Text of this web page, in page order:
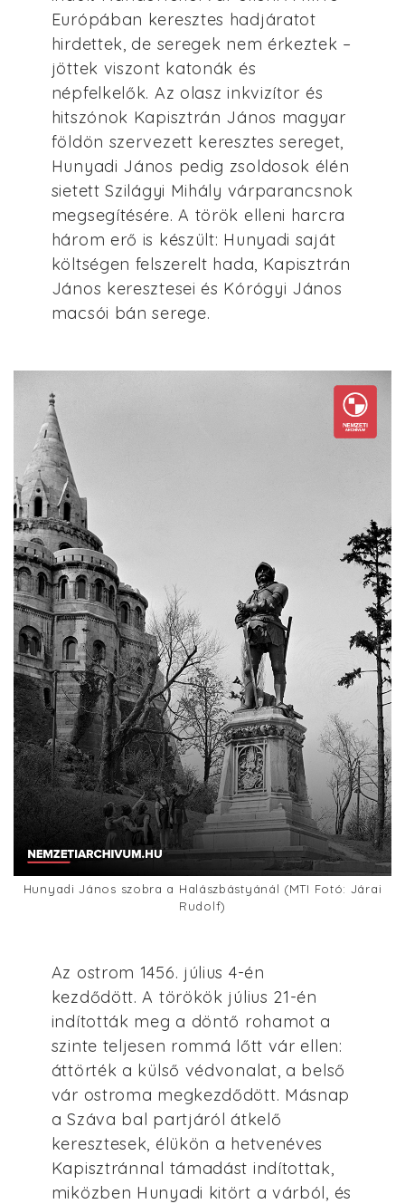
Európában keresztes hadjáratot
hirdettek, de seregek nem érkeztek –
jöttek viszont katonák és
népfelkelők. Az olasz inkvizítor és
hitszónok Kapisztrán János magyar
földön szervezett keresztes sereget,
Hunyadi János pedig zsoldosok élén
sietett Szilágyi Mihály várparancsnok
megsegítésére. A török elleni harcra
három erő is készült: Hunyadi saját
költségen felszerelt hada, Kapisztrán
János keresztesei és Kórógyi János
macsói bán serege.
Hunyadi János szobra a Halászbástyánál (MTI Fotó: Járai
Rudolf)
Az ostrom 1456. július 4-én
kezdődött. A törökök július 21-én
indították meg a döntő rohamot a
szinte teljesen rommá lőtt vár ellen:
áttörték a külső védvonalat, a belső
vár ostroma megkezdődött. Másnap
a Száva bal partjáról átkelő
keresztesek, élükön a hetvenéves
Kapisztránnal támadást indítottak,
miközben Hunyadi kitört a várból, és